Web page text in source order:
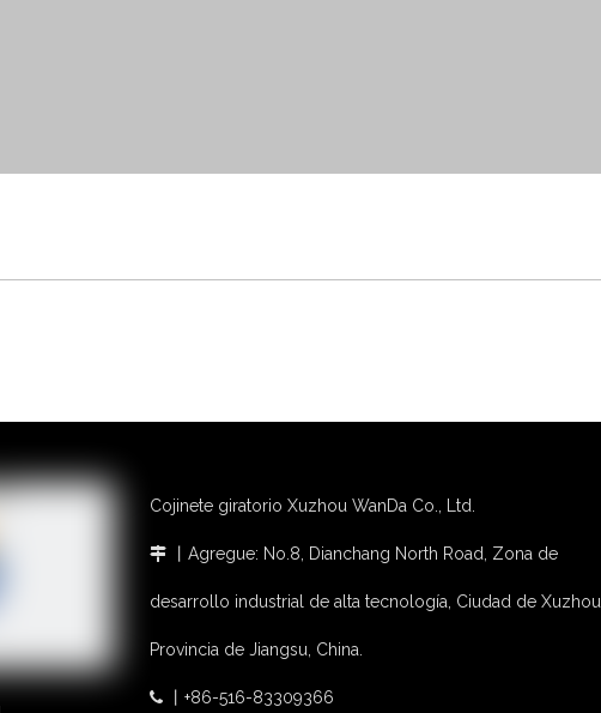
Cojinete giratorio Xuzhou WanDa Co., Ltd.
 丨Agregue: No.8, Dianchang North Road, Zona de
desarrollo industrial de alta tecnología, Ciudad de Xuzhou,
Provincia de Jiangsu, China.
 丨+86-516-83309366